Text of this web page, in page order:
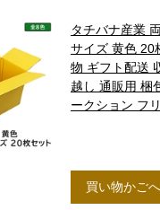
タチバナ産業
サイズ 黄色 20
物 ギフト配送
越し 通販用 梱
ークション フ
買い物かご